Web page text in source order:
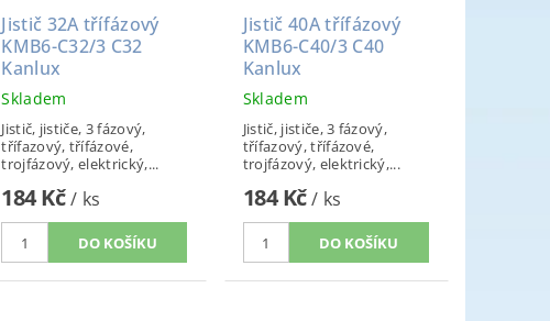
Jistič 32A třífázový
KMB6-C32/3 C32
Kanlux
Skladem
Jistič, jističe, 3 fázový,
třífazový, třífázové,
trojfázový, elektrický,...
184 Kč/ ks
Jistič 40A třífázový
KMB6-C40/3 C40
Kanlux
Skladem
Jistič, jističe, 3 fázový,
třífazový, třífázové,
trojfázový, elektrický,...
184 Kč/ ks